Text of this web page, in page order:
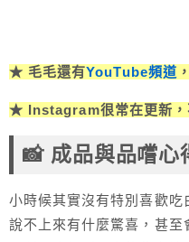
★ 毛毛還有YouTube頻道
★ Instagram很常在更新，
📸 成品與品嚐心
小時候其實沒有特別喜歡吃
說不上來有什麼驚喜，甚至